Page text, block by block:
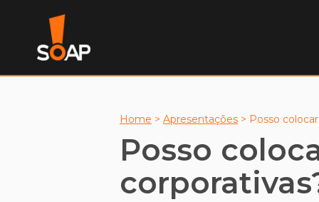
Home > Apresentações > Posso
Posso